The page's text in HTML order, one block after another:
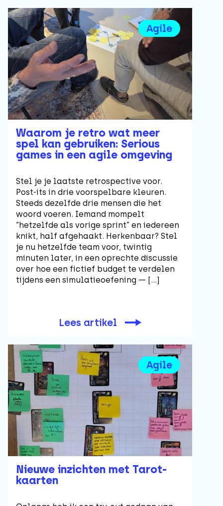
Agile
Waarom je retro wat meer
spel kan gebruiken: Serious
games in een agile omgeving
Stel je je laatste retrospective voor.
Post-its in drie voorspelbare kleuren.
Steeds dezelfde drie mensen die het
woord voeren. Iemand mompelt
“hetzelfde als vorige sprint” en iedereen
knikt, half afgehaakt. Herkenbaar? Stel
je nu hetzelfde team voor, twintig
minuten later, in een oprechte discussie
over hoe een fictief budget te verdelen
tijdens een simulatieoefening — […]
Lees artikel
Agile
Nieuwe inzichten met Tarot-
kaarten